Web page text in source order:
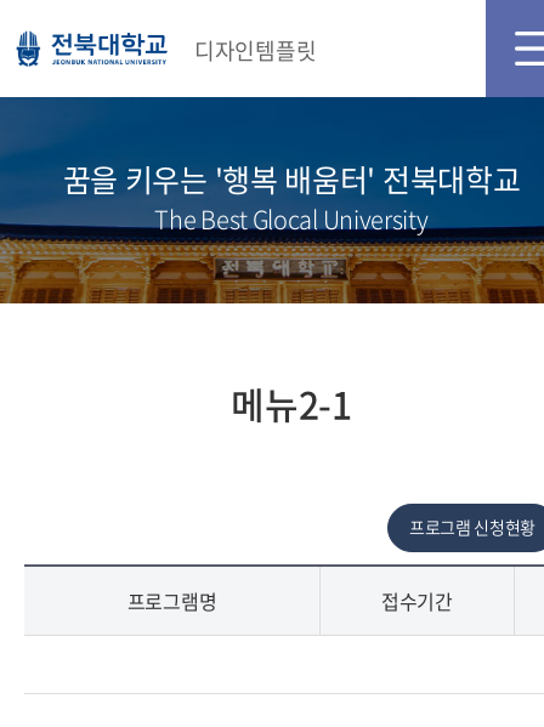
디자인템플릿
꿈을 키우는 '행복 배움터' 전북대학교
The Best Glocal University
메뉴2-1
프로그램 신청현황
프로그램명 접수기간